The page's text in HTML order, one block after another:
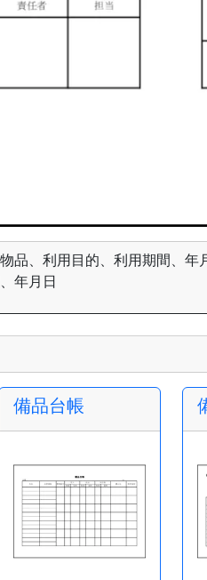
品、利用目的、利用期間、
年月日
帳
備品台帳